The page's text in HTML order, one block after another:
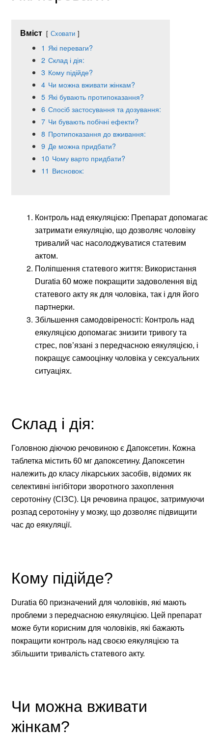
Вміст Сховати
1 Які переваги?
2 Склад і дія:
3 Кому підійде?
4 Чи можна вживати жінкам?
5 Які бувають протипоказання?
6 Спосіб застосування та дозування:
7 Чи бувають побічні ефекти?
8 Протипоказання до вживання:
9 Де можна придбати?
10 Чому варто придбати?
11 Висновок:
Контроль над еякуляцією: Препарат допомагає
затримати еякуляцію, що дозволяє чоловіку
тривалий час насолоджуватися статевим
актом.
Поліпшення статевого життя: Використання
Duratia 60 може покращити задоволення від
статевого акту як для чоловіка, так і для його
партнерки.
Збільшення самодовіреності: Контроль над
еякуляцією допомагає знизити тривогу та
стрес, пов’язані з передчасною еякуляцією, і
покращує самооцінку чоловіка у сексуальних
ситуаціях.
Склад і дія:
Головною діючою речовиною є Дапоксетин. Кожна
таблетка містить 60 мг дапоксетину. Дапоксетин
належить до класу лікарських засобів, відомих як
селективні інгібітори зворотного захоплення
серотоніну (СІЗС). Ця речовина працює, затримуючи
розпад серотоніну у мозку, що дозволяє підвищити
час до еякуляції.
Кому підійде?
Duratia 60 призначений для чоловіків, які мають
проблеми з передчасною еякуляцією. Цей препарат
може бути корисним для чоловіків, які бажають
покращити контроль над своєю еякуляцією та
збільшити тривалість статевого акту.
Чи можна вживати
жінкам?